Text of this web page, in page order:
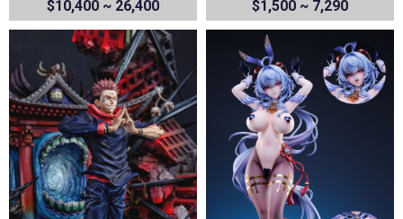
$10,400 ~ 26,400 $1,500 ~ 7,290